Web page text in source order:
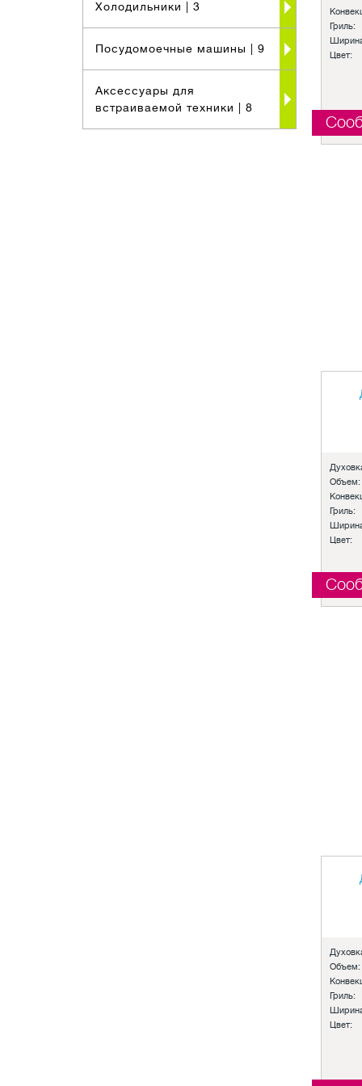
Гриль:
Цвет:
Объем:
Гриль:
Цвет:
Объем:
Гриль:
Цвет:
Холодильники | 3
Посудомоечные машины | 9
Аксессуары для
встраиваемой техники
| 8